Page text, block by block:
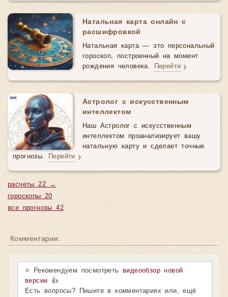
Натальная карта онлайн с
расшифровкой
Натальная карта — это персональный
гороскоп, построенный на момент
рождения человека. Перейти
Астролог с искусственным
интеллектом
Наш Астролог с искусственным
интеллектом проанализирует вашу
натальную карту и сделает точные
прогнозы. Перейти
расчеты 22 →
гороскопы 20
все прогнозы 42
Комментарии:
⭐ Рекомендуем посмотретьвидеообзор новой
версии 👍
Есть вопросы? Пишите в комментариях или, ещё